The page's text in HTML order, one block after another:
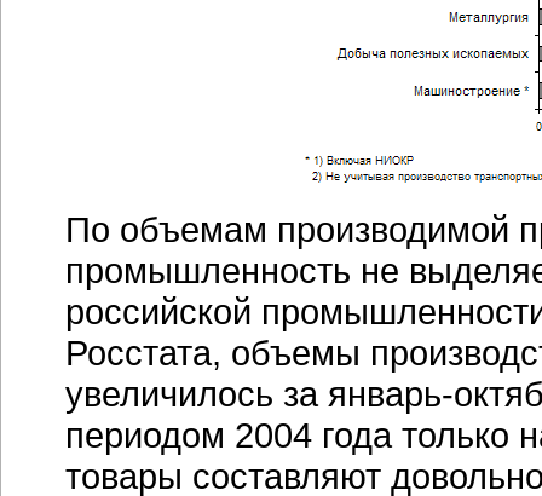
По объемам производимой
промышленность не
российской
Росстата, объемы
увеличилось за январь-
периодом 2004 года только
товары составляют